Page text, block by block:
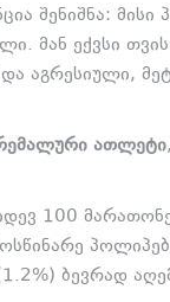
შენიშნა: მისი
მან ექვსი
აგრესიული,
ათლეტი,
100
2%) ბევრად